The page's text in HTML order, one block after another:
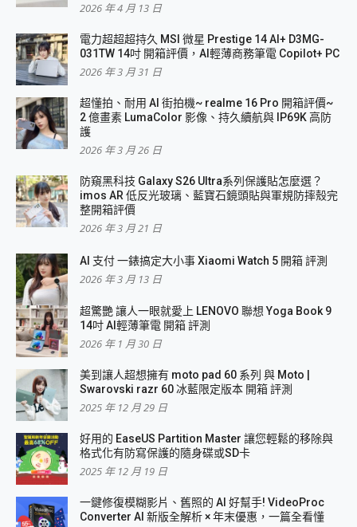
2026 年 4 月 13 日
電力超超超持久 MSI 微星 Prestige 14 AI+ D3MG-
031TW 14吋 開箱評價，AI輕薄商務筆電 Copilot+ PC
2026 年 3 月 31 日
超懂拍、耐用 AI 街拍機~ realme 16 Pro 開箱評價~
2 億畫素 LumaColor 影像、持久續航與 IP69K 高防
護
2026 年 3 月 26 日
防窺黑科技 Galaxy S26 Ultra系列保護貼怎麼選？
imos AR 低反光玻璃、藍寶石鏡頭貼與軍規防摔殼完
整開箱評價
2026 年 3 月 21 日
AI 支付 一錶搞定大小事 Xiaomi Watch 5 開箱 評測
2026 年 3 月 13 日
超驚艷 讓人一眼就愛上 LENOVO 聯想 Yoga Book 9
14吋 AI輕薄筆電 開箱 評測
2026 年 1 月 30 日
美到讓人超想擁有 moto pad 60 系列 與 Moto |
Swarovski razr 60 冰藍限定版本 開箱 評測
2025 年 12 月 29 日
好用的 EaseUS Partition Master 讓您輕鬆的移除與
格式化有防寫保護的隨身碟或SD卡
2025 年 12 月 19 日
一鍵修復模糊影片、舊照的 AI 好幫手! VideoProc
Converter AI 新版全解析 × 年末優惠，一篇全看懂